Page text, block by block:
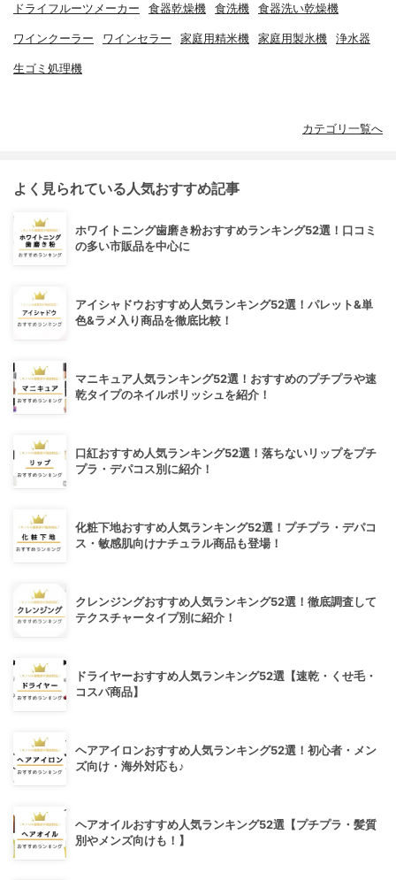
ドライフルーツメーカー 食器乾燥機 食洗機 食器洗い乾燥機
ワインクーラー ワインセラー 家庭用精米機 家庭用製氷機 浄水器
生ゴミ処理機
カテゴリ一覧へ
よく見られている人気おすすめ記事
ホワイトニング歯磨き粉おすすめランキング52選！口コミ
の多い市販品を中心に
アイシャドウおすすめ人気ランキング52選！パレット&単
色&ラメ入り商品を徹底比較！
マニキュア人気ランキング52選！おすすめのプチプラや速
乾タイプのネイルポリッシュを紹介！
口紅おすすめ人気ランキング52選！落ちないリップをプチ
プラ・デパコス別に紹介！
化粧下地おすすめ人気ランキング52選！プチプラ・デパコ
ス・敏感肌向けナチュラル商品も登場！
クレンジングおすすめ人気ランキング52選！徹底調査して
テクスチャータイプ別に紹介！
ドライヤーおすすめ人気ランキング52選【速乾・くせ毛・
コスパ商品】
ヘアアイロンおすすめ人気ランキング52選！初心者・メン
ズ向け・海外対応も♪
ヘアオイルおすすめ人気ランキング52選【プチプラ・髪質
別やメンズ向けも！】